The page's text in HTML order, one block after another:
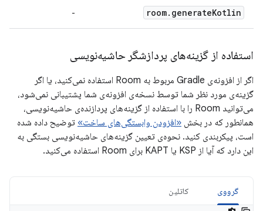
room. generateKotlin
-
استفاده از گزینه‌های پردازشگر حاشیه‌نویسی
اگر از افزونه‌ی Gradle مربوط به Room استفاده نمی‌کنید، یا اگر
گزینه‌ی مورد نظر شما توسط نسخه‌ی افزونه‌ی شما پشتیبانی نمی‌شود،
می‌توانید Room را با استفاده از گزینه‌های پردازنده‌ی حاشیه‌نویسی،
همانطور که در بخش «افزودن وابستگی‌های ساخت» توضیح داده شده
است، پیکربندی کنید. نحوه‌ی تعیین گزینه‌های حاشیه‌نویسی بستگی به
این دارد که آیا از KSP یا KAPT برای Room استفاده می‌کنید.
گرووی کاتلین